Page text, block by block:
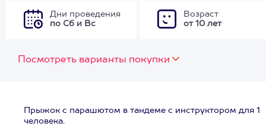
Дни проведения
по Сб и Вс
Возраст
от 10 лет
Посмотреть варианты покупки
Прыжок с парашютом в тандеме с инструктором для 1
человека.